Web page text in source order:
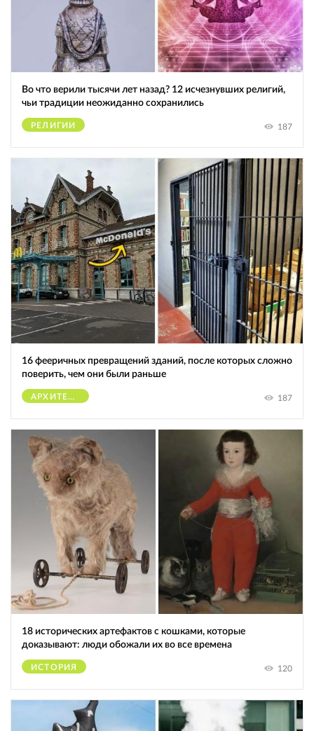
Во что верили тысячи лет назад? 12 исчезнувших религий,
чьи традиции неожиданно сохранились
РЕЛИГИИ 187
16 фееричных превращений зданий, после которых сложно
поверить, чем они были раньше
АРХИТЕКТУРА 187
18 исторических артефактов с кошками, которые
доказывают: люди обожали их во все времена
ИСТОРИЯ 120